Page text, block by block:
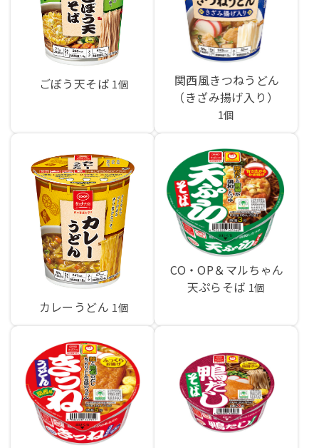
ごぼう天そば 1個
関西風きつねうどん
（きざみ揚げ入り）
1個
カレーうどん 1個
CO・OP＆マルちゃん
天ぷらそば 1個